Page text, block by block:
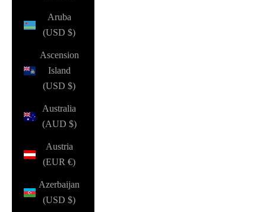
Aruba
(USD $)
Ascension
Island
(USD $)
Australia
(AUD $)
Austria
(EUR €)
Azerbaijan
(USD $)